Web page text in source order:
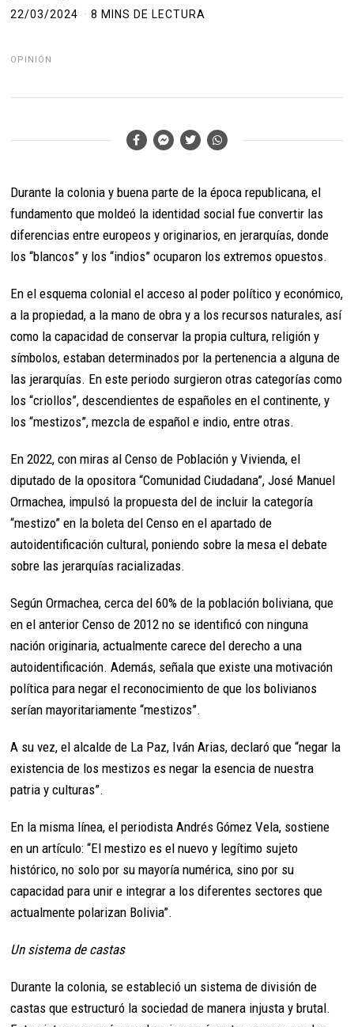
22/03/2024 8 MINS DE LECTURA
OPINIÓN
Durante la colonia y buena parte de la época republicana, el
fundamento que moldeó la identidad social fue convertir las
diferencias entre europeos y originarios, en jerarquías, donde
los “blancos” y los “indios” ocuparon los extremos opuestos.
En el esquema colonial el acceso al poder político y económico,
a la propiedad, a la mano de obra y a los recursos naturales, así
como la capacidad de conservar la propia cultura, religión y
símbolos, estaban determinados por la pertenencia a alguna de
las jerarquías. En este periodo surgieron otras categorías como
los “criollos”, descendientes de españoles en el continente, y
los “mestizos”, mezcla de español e indio, entre otras.
En 2022, con miras al Censo de Población y Vivienda, el
diputado de la opositora “Comunidad Ciudadana”, José Manuel
Ormachea, impulsó la propuesta del de incluir la categoría
“mestizo” en la boleta del Censo en el apartado de
autoidentificación cultural, poniendo sobre la mesa el debate
sobre las jerarquías racializadas.
Según Ormachea, cerca del 60% de la población boliviana, que
en el anterior Censo de 2012 no se identificó con ninguna
nación originaria, actualmente carece del derecho a una
autoidentificación. Además, señala que existe una motivación
política para negar el reconocimiento de que los bolivianos
serían mayoritariamente “mestizos”.
A su vez, el alcalde de La Paz, Iván Arias, declaró que “negar la
existencia de los mestizos es negar la esencia de nuestra
patria y culturas”.
En la misma línea, el periodista Andrés Gómez Vela, sostiene
en un artículo: “El mestizo es el nuevo y legítimo sujeto
histórico, no solo por su mayoría numérica, sino por su
capacidad para unir e integrar a los diferentes sectores que
actualmente polarizan Bolivia”.
Un sistema de castas
Durante la colonia, se estableció un sistema de división de
castas que estructuró la sociedad de manera injusta y brutal.